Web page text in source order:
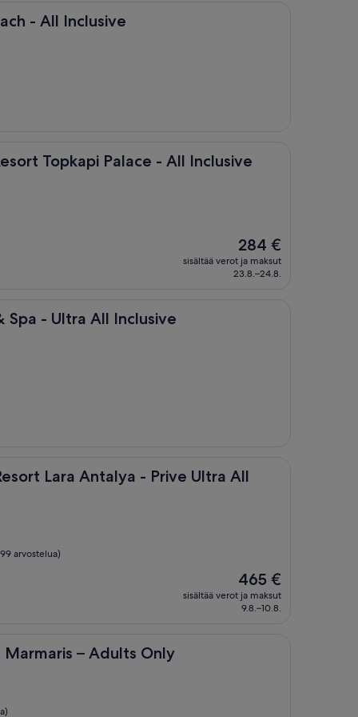
- All Inclusive
Topkapi Palace - All Inclusive
Palace - All Inclusive
Hinta
on
284 €
284 €
sisältää verot ja maksut
23.8.–24.8.
Spa - Ultra All Inclusive
All Inclusive
Lara Antalya - Prive Ultra All
Antalya - Prive Ultra All Inclusive
arvostelua)
Hinta
on
465 €
465 €
sisältää verot ja maksut
9.8.–10.8.
Marmaris – Adults Only
– Adults Only